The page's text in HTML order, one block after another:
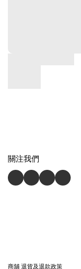
關注我們
商舖退貨及退款政策